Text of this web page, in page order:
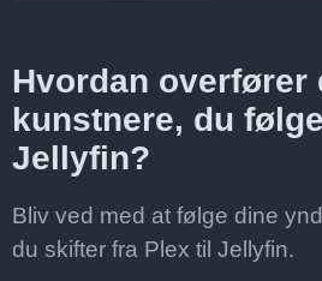
Hvordan overfører
kunstnere, du
Jellyfin?
Bliv ved med at følge dine
du skifter fra Plex til Jellyfin.